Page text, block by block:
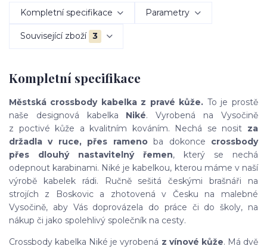
Kompletní specifikace Parametry
Související zboží 3
Kompletní specifikace
Městská crossbody kabelka z pravé kůže. To je prostě
naše designová kabelka Niké. Vyrobená na Vysočině
z poctivé kůže a kvalitním kováním. Nechá se nosit za
držadla v ruce, přes ramenoba dokonce crossbody
přes dlouhý nastavitelný řemen, který se nechá
odepnout karabinami. Niké je kabelkou, kterou máme v naší
výrobě kabelek rádi. Ručně sešitá českými brašnáři na
strojích z Boskovic a zhotovená v Česku na malebné
Vysočině, aby Vás doprovázela do práce či do školy, na
nákup či jako spolehlivý společník na cesty.
Crossbody kabelka Niké je vyrobená z vínové kůže. Má dvě